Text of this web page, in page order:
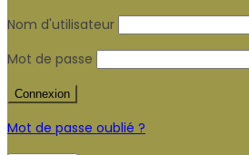
Nom d'utilisateur
Mot de passe
Mot de passe oublié ?